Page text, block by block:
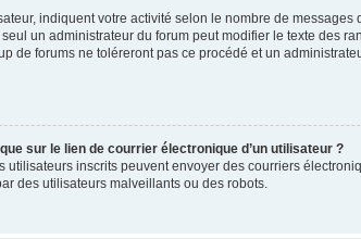
indiquent votre activité selon le nombre de
un administrateur du forum peut modifier le texte des
de forums ne toléreront pas ce procédé et un
sur le lien de courrier électronique d’un utilisateur ?
inscrits peuvent envoyer des courriers
des utilisateurs malveillants ou des robots.